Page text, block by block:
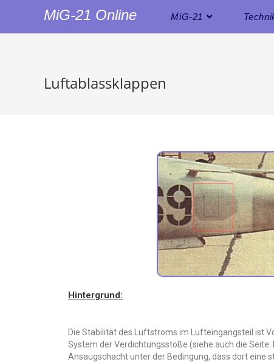
MiG-21 Online MiG-21
Luftablassklappen
Hintergrund:
Die Stabilität des Luftstroms im Lufteingangsteil ist
System der Verdichtungsstöße (siehe auch die
Ansaugschacht unter der Bedingung, dass dort eine